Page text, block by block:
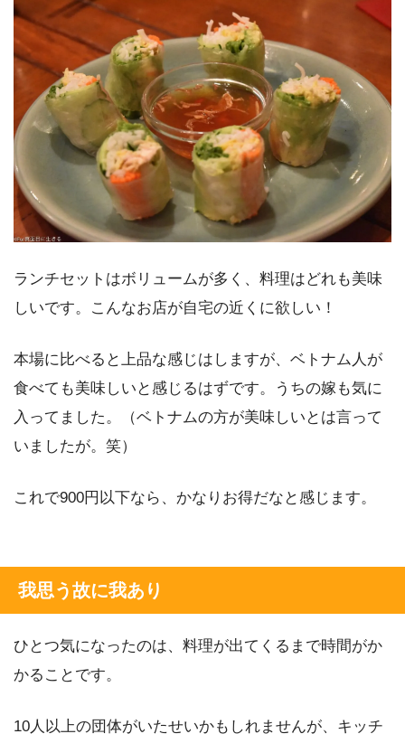
ランチセットはボリュームが多く、料理はどれも美味
しいです。こんなお店が自宅の近くに欲しい！
本場に比べると上品な感じはしますが、ベトナム人が
食べても美味しいと感じるはずです。うちの嫁も気に
入ってました。（ベトナムの方が美味しいとは言って
いましたが。笑）
これで900円以下なら、かなりお得だなと感じます。
我思う故に我あり
ひとつ気になったのは、料理が出てくるまで時間がか
かることです。
10人以上の団体がいたせいかもしれませんが、キッチ